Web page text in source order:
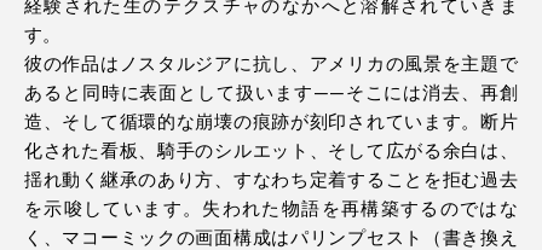
経験された生のテクスチャのなかへと溶解されていきま
す。
彼の作品はノスタルジアに抗し、アメリカの風景を主題で
あると同時に表面として扱います——そこには消去、再創
造、そして循環的な崩壊の痕跡が刻印されています。断片
化された看板、騎手のシルエット、そして広がる余白は、
揺れ動く継承のあり方、すなわち定着することを拒む過去
を示唆しています。失われた物語を再構築するのではな
く、マコーミックの画面構成はパリンプセスト（書き換え